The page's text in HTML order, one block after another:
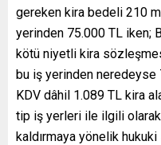
gereken kira bedeli 210
yerinden 75.000 TL iken;
kötü niyetli kira
bu iş yerinden neredeyse
KDV dâhil 1.089 TL kira
tip iş yerleri ile ilgili olarak
kaldırmaya yönelik